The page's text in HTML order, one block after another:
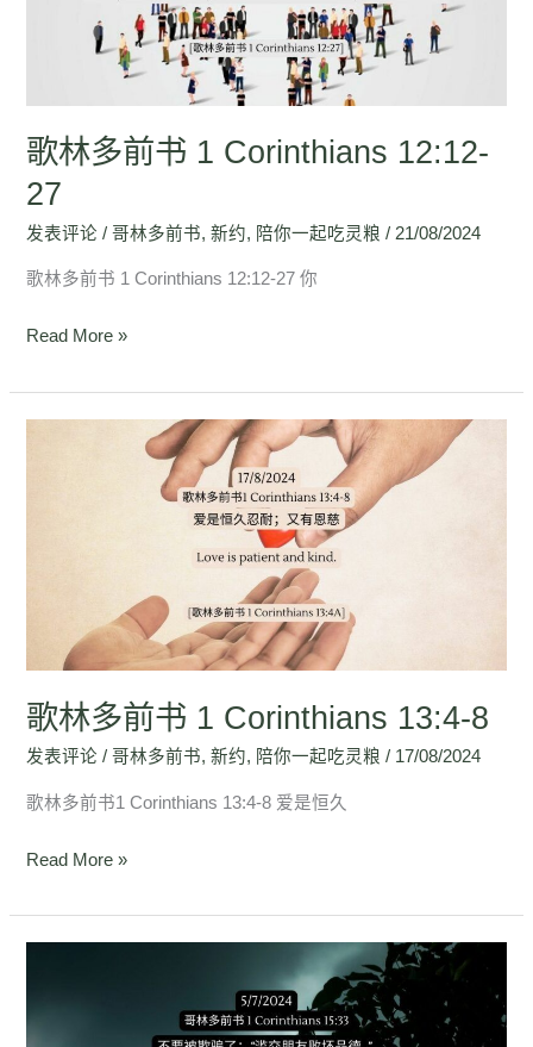
歌林多前书 1 Corinthians 12:12-
27
发表评论 /哥林多前书,新约, 陪你一起吃灵粮 / 21/08/2024
歌林多前书 1 Corinthians 12:12-27 你
Corinthians
Read More »
歌林多前书 1 Corinthians 13:4-8
发表评论 /哥林多前书,新约, 陪你一起吃灵粮 / 17/08/2024
歌林多前书1 Corinthians 13:4-8 爱是恒久
Corinthians
Read More »